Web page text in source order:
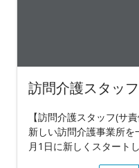
訪問介護スタッ
【訪問介護スタッフ(サ
新しい訪問介護事業所
月1日に新しくスタート